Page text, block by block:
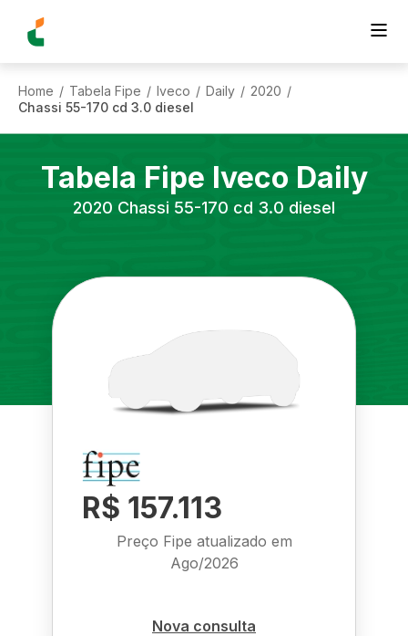
Home / Tabela Fipe / Iveco / Daily / 2020 /
Chassi 55-170 cd 3.0 diesel
Tabela Fipe Iveco Daily
2020 Chassi 55-170 cd 3.0 diesel
R$ 157.113
Preço Fipe atualizado em
Ago/2026
Nova consulta